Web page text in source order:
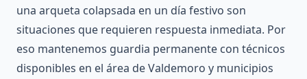
una arqueta colapsada en un día festivo son
situaciones que requieren respuesta inmediata. Por
eso mantenemos guardia permanente con técnicos
disponibles en el área de Valdemoro y municipios